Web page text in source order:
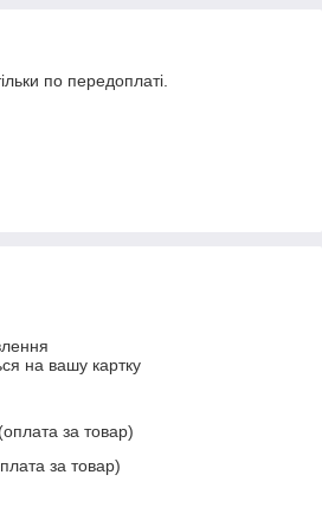
по передоплаті.
на вашу картку
за товар)
за товар)